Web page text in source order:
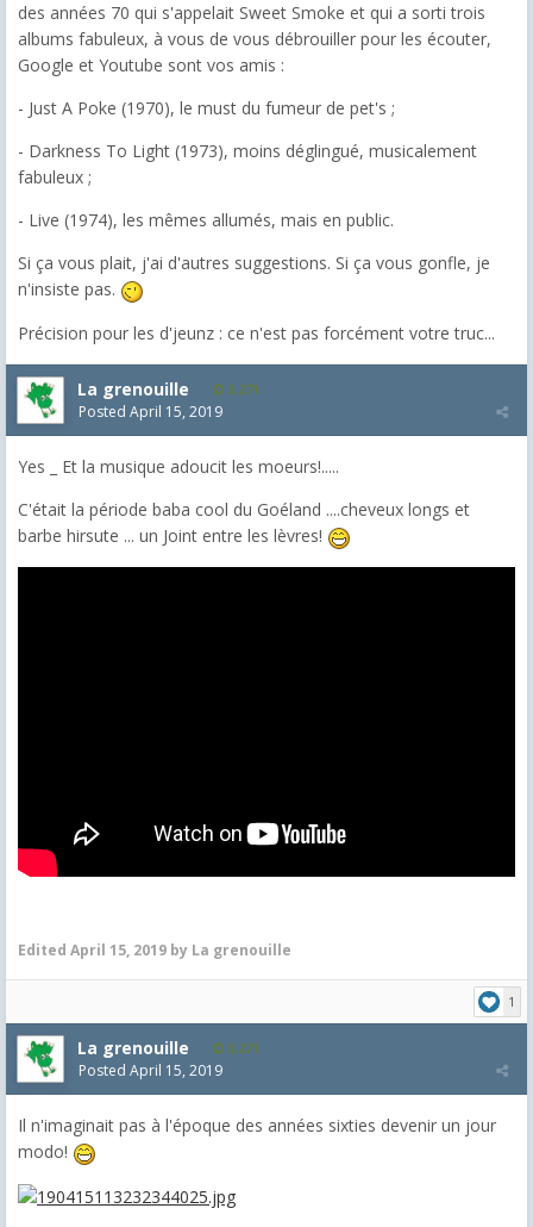
des années 70 qui s'appelait Sweet Smoke et qui a sorti trois
albums fabuleux, à vous de vous débrouiller pour les écouter,
Google et Youtube sont vos amis :
- Just A Poke (1970), le must du fumeur de pet's ;
- Darkness To Light (1973), moins déglingué, musicalement
fabuleux ;
- Live (1974), les mêmes allumés, mais en public.
Si ça vous plait, j'ai d'autres suggestions. Si ça vous gonfle, je
n'insiste pas.
Précision pour les d'jeunz : ce n'est pas forcément votre truc...
La grenouille 3,271
Posted April 15, 2019
Yes _ Et la musique adoucit les moeurs!.....
C'était la période baba cool du Goéland ....cheveux longs et
barbe hirsute ... un Joint entre les lèvres!
Edited April 15, 2019 by La grenouille
1
La grenouille 3,271
Posted April 15, 2019
Il n'imaginait pas à l'époque des années sixties devenir un jour
modo!